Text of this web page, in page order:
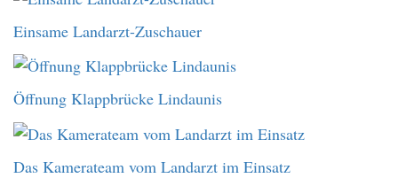
Einsame Landarzt-Zuschauer
Öffnung Klappbrücke Lindaunis
Das Kamerateam vom Landarzt im Einsatz